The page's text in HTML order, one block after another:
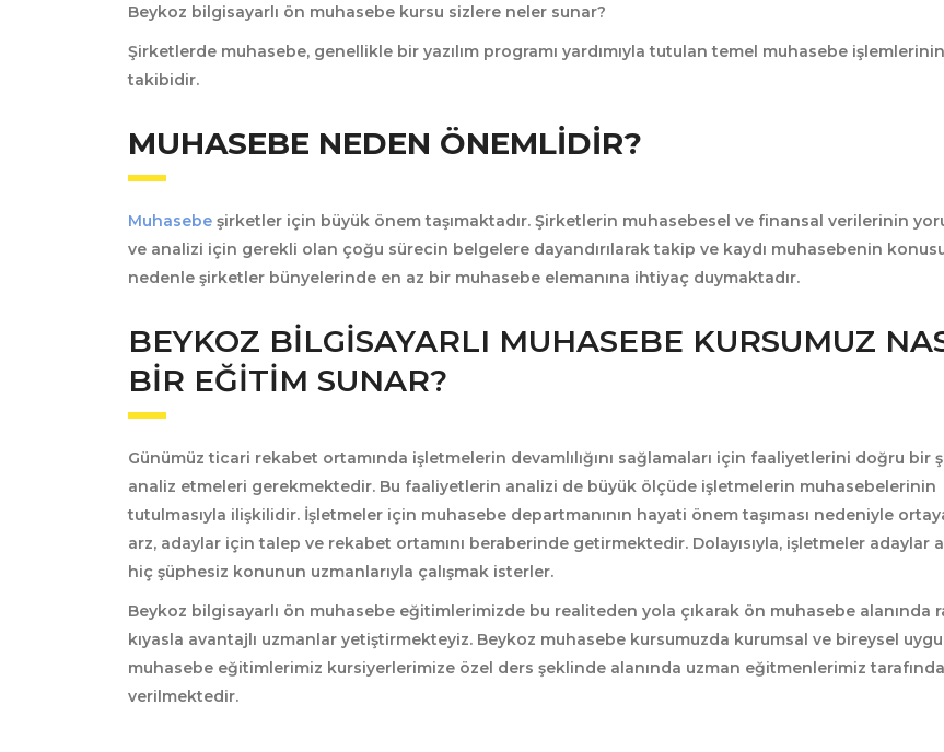
Beykoz bilgisayarlı ön muhasebe kursu sizlere neler sunar?
Şirketlerde muhasebe, genellikle bir yazılım programı yardımıyla tutulan temel muhasebe
takibidir.
MUHASEBE NEDEN ÖNEMLIDIR?
Muhasebe şirketler için büyük önem taşımaktadır. Şirketlerin muhasebesel ve finansal verilerinin
ve analizi için gerekli olan çoğu sürecin belgelere dayandırılarak takip ve kaydı muhasebenin
nedenle şirketler bünyelerinde en az bir muhasebe elemanına ihtiyaç duymaktadır.
BEYKOZ BILGISAYARLI MUHASEBE KURSUMUZ
BIR EĞITIM SUNAR?
Günümüz ticari rekabet ortamında işletmelerin devamlılığını sağlamaları için faaliyetlerini doğru bir
analiz etmeleri gerekmektedir. Bu faaliyetlerin analizi de büyük ölçüde işletmelerin muhasebelerinin
tutulmasıyla ilişkilidir. İşletmeler için muhasebe departmanının hayati önem taşıması nedeniyle
arz, adaylar için talep ve rekabet ortamını beraberinde getirmektedir. Dolayısıyla, işletmeler adaylar
hiç şüphesiz konunun uzmanlarıyla çalışmak isterler.
Beykoz bilgisayarlı ön muhasebe eğitimlerimizde bu realiteden yola çıkarak ön muhasebe alanında
kıyasla avantajlı uzmanlar yetiştirmekteyiz. Beykoz muhasebe kursumuzda kurumsal ve bireysel
muhasebe eğitimlerimiz kursiyerlerimize özel ders şeklinde alanında uzman eğitmenlerimiz
verilmektedir.